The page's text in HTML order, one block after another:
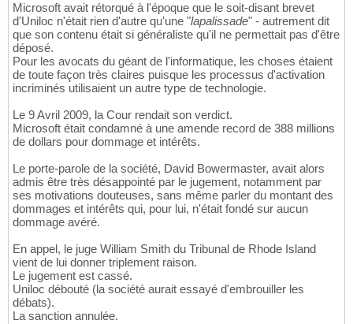
Microsoft avait rétorqué à l'époque que le soit-disant brevet
d'Uniloc n'était rien d'autre qu'une "lapalissade" - autrement dit
que son contenu était si généraliste qu'il ne permettait pas d'être
déposé.
Pour les avocats du géant de l'informatique, les choses étaient
de toute façon très claires puisque les processus d'activation
incriminés utilisaient un autre type de technologie.
Le 9 Avril 2009, la Cour rendait son verdict.
Microsoft était condamné à une amende record de 388 millions
de dollars pour dommage et intérêts.
Le porte-parole de la société, David Bowermaster, avait alors
admis être très désappointé par le jugement, notamment par
ses motivations douteuses, sans même parler du montant des
dommages et intérêts qui, pour lui, n'était fondé sur aucun
dommage avéré.
En appel, le juge William Smith du Tribunal de Rhode Island
vient de lui donner triplement raison.
Le jugement est cassé.
Uniloc débouté (la société aurait essayé d'embrouiller les
débats).
La sanction annulée.